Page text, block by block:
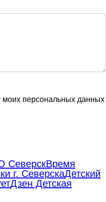
моих персональных данных
СеверскВремя
г. СеверскаДетский
Дзен Детская